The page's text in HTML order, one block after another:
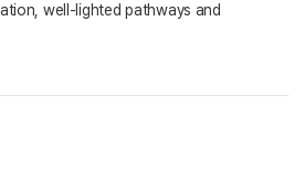
well-lighted pathways and